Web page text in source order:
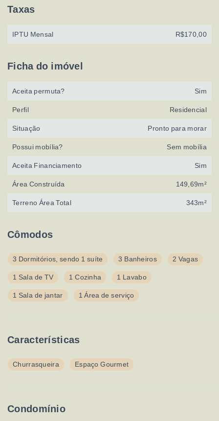
Cômodos
3 Dormitórios, sendo 1 suíte 3 Banheiros 2 Vagas
1 Sala de TV 1 Cozinha 1 Lavabo
1 Sala de jantar 1 Área de serviço
Características
Churrasqueira Espaço Gourmet
Condomínio
Taxas
IPTU Mensal R$170,00
Ficha do imóvel
Aceita permuta? Sim
Perfil Residencial
Situação Pronto para morar
Possui mobília? Sem mobília
Aceita Financiamento Sim
Área Construída 149,69m²
Terreno Área Total 343m²